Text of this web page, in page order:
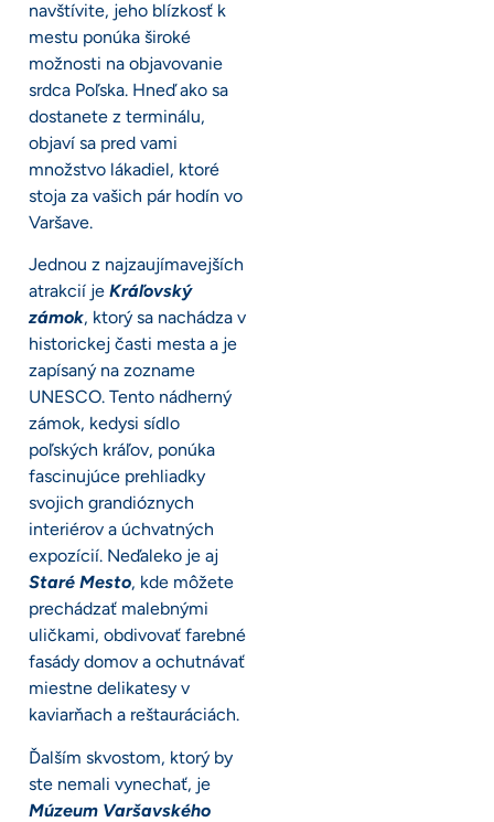
navštívite, jeho blízkosť k
mestu ponúka široké
možnosti na objavovanie
srdca Poľska. Hneď ako sa
dostanete z terminálu,
objaví sa pred vami
množstvo lákadiel, ktoré
stoja za vašich pár hodín vo
Varšave.
Jednou z najzaujímavejších
atrakcií je Kráľovský
zámok, ktorý sa nachádza v
historickej časti mesta a je
zapísaný na zozname
UNESCO. Tento nádherný
zámok, kedysi sídlo
poľských kráľov, ponúka
fascinujúce prehliadky
svojich grandióznych
interiérov a úchvatných
expozícií. Neďaleko je aj
Staré Mesto, kde môžete
prechádzať malebnými
uličkami, obdivovať farebné
fasády domov a ochutnávať
miestne delikatesy v
kaviarňach a reštauráciách.
Ďalším skvostom, ktorý by
ste nemali vynechať, je
Múzeum Varšavského